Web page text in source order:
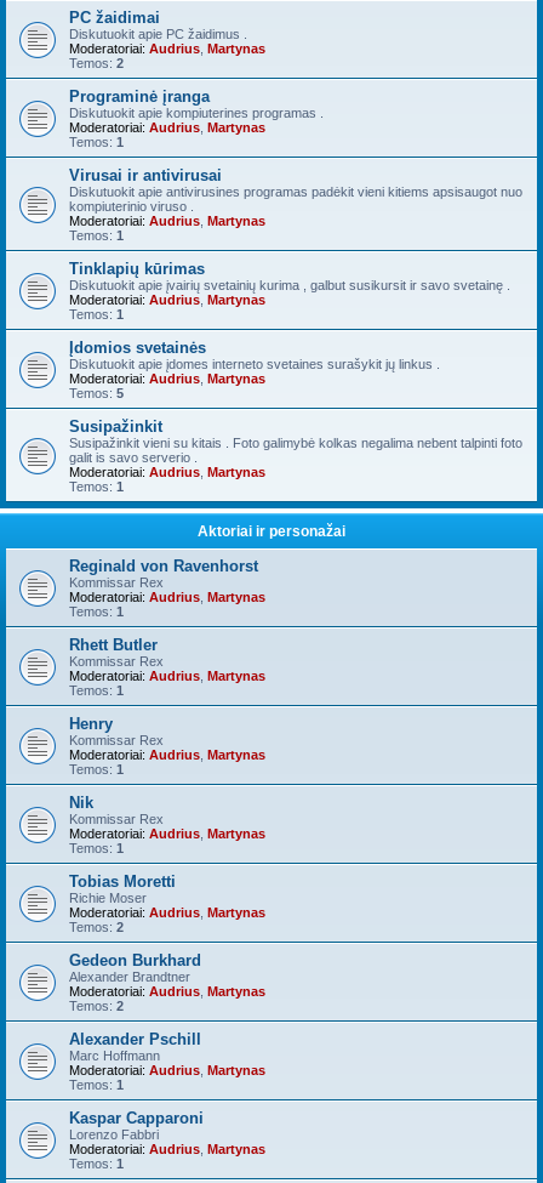
PC žaidimai
Diskutuokit apie PC žaidimus .
Moderatoriai: Audrius Martynas
Temos: 2
Programinė įranga
Diskutuokit apie kompiuterines programas .
Moderatoriai: Audrius Martynas
Temos: 1
Virusai ir antivirusai
Diskutuokit apie antivirusines programas padėkit vieni kitiems apsisaugot nuo
kompiuterinio viruso .
Moderatoriai: Audrius Martynas
Temos: 1
Tinklapių kūrimas
Diskutuokit apie įvairių svetainių kurima , galbut susikursit ir savo svetainę .
Moderatoriai: Audrius Martynas
Temos: 1
Įdomios svetainės
Diskutuokit apie įdomes interneto svetaines surašykit jų linkus .
Moderatoriai: Audrius Martynas
Temos: 5
Susipažinkit
Susipažinkit vieni su kitais . Foto galimybė kolkas negalima nebent talpinti foto
galit is savo serverio .
Moderatoriai: Audrius Martynas
Temos: 1
Aktoriai ir personažai
Reginald von Ravenhorst
Kommissar Rex
Moderatoriai: Audrius Martynas
Temos: 1
Rhett Butler
Kommissar Rex
Moderatoriai: Audrius Martynas
Temos: 1
Henry
Kommissar Rex
Moderatoriai: Audrius Martynas
Temos: 1
Nik
Kommissar Rex
Moderatoriai: Audrius Martynas
Temos: 1
Tobias Moretti
Richie Moser
Moderatoriai: Audrius Martynas
Temos: 2
Gedeon Burkhard
Alexander Brandtner
Moderatoriai: Audrius Martynas
Temos: 2
Alexander Pschill
Marc Hoffmann
Moderatoriai: Audrius Martynas
Temos: 1
Kaspar Capparoni
Lorenzo Fabbri
Moderatoriai: Audrius Martynas
Temos: 1